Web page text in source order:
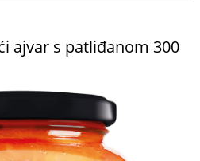
ajvar s patliđanom 300